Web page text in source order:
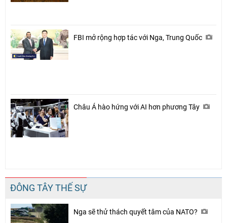
FBI mở rộng hợp tác với Nga, Trung Quốc
Châu Á hào hứng với AI hơn phương Tây
ĐÔNG TÂY THẾ SỰ
Nga sẽ thử thách quyết tâm của NATO?